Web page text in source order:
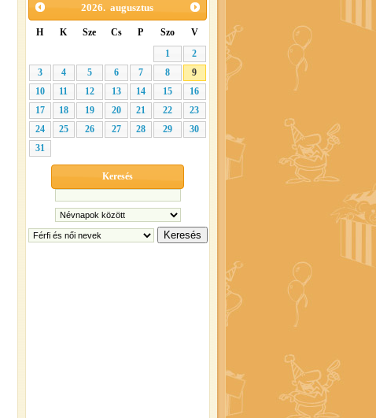
2026.augusztus
H K Sze Cs P Szo
V
1
2
3
4 5 6 7 8
9
10
11 12 13 14 15
16
17
18 19 20 21 22
23
24
25 26 27 28 29
30
31
Keresés